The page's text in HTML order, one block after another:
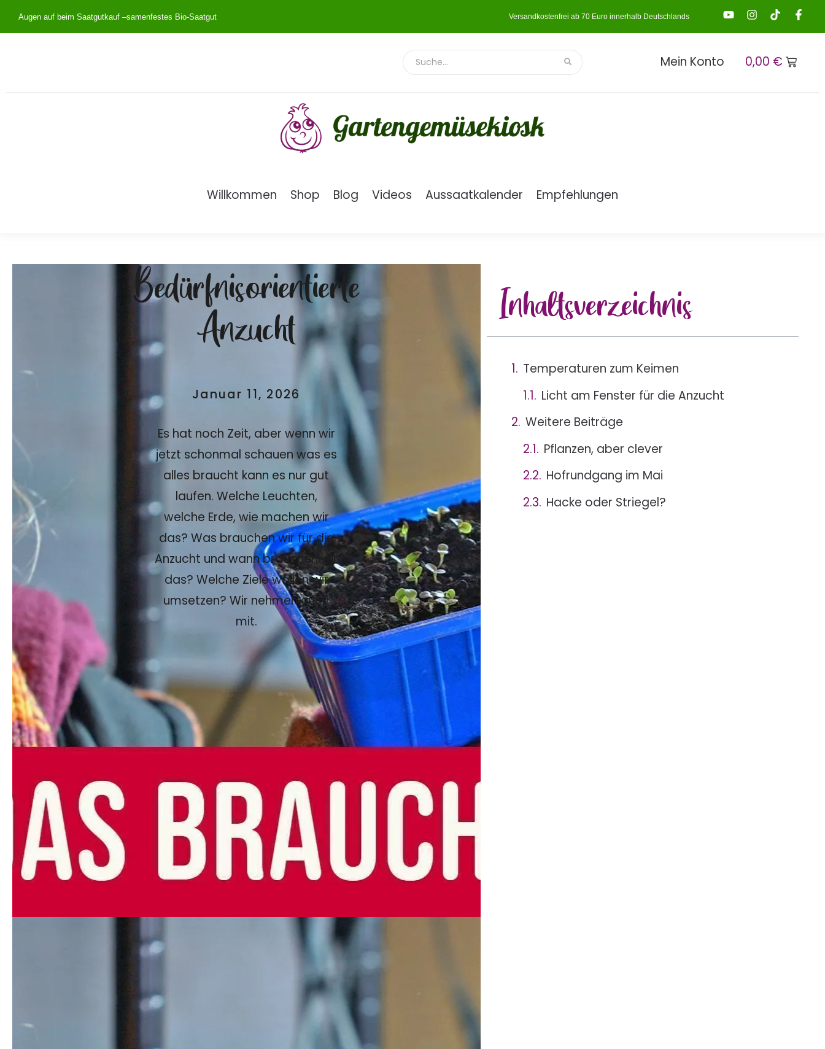
Augen auf beim Saatgutkauf –samenfestes Bio-Saatgut Versandkostenfrei ab 70 Euro innerhalb Deutschlands
Mein Konto 0,00 €
Willkommen Shop Blog Videos Aussaatkalender Empfehlungen
Bedürfnisorientierte
Anzucht
Januar 11, 2026
Es hat noch Zeit, aber wenn wir
jetzt schonmal schauen was es
alles braucht kann es nur gut
laufen. Welche Leuchten,
welche Erde, wie machen wir
das? Was brauchen wir für die
Anzucht und wann brauchen wir
das? Welche Ziele wollen wir
umsetzen? Wir nehmen euch
mit.
Inhaltsverzeichnis
Temperaturen zum Keimen
Licht am Fenster für die Anzucht
Weitere Beiträge
Pflanzen, aber clever
Hofrundgang im Mai
Hacke oder Striegel?